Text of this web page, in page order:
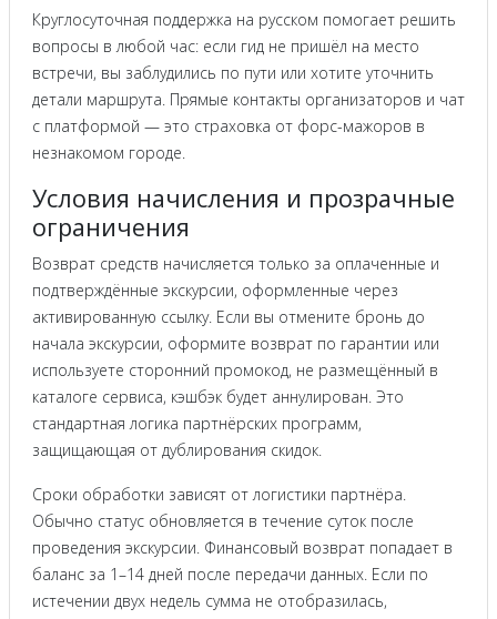
Круглосуточная поддержка на русском помогает решить
вопросы в любой час: если гид не пришёл на место
встречи, вы заблудились по пути или хотите уточнить
детали маршрута. Прямые контакты организаторов и чат
с платформой — это страховка от форс-мажоров в
незнакомом городе.
Условия начисления и прозрачные
ограничения
Возврат средств начисляется только за оплаченные и
подтверждённые экскурсии, оформленные через
активированную ссылку. Если вы отмените бронь до
начала экскурсии, оформите возврат по гарантии или
используете сторонний промокод, не размещённый в
каталоге сервиса, кэшбэк будет аннулирован. Это
стандартная логика партнёрских программ,
защищающая от дублирования скидок.
Сроки обработки зависят от логистики партнёра.
Обычно статус обновляется в течение суток после
проведения экскурсии. Финансовый возврат попадает в
баланс за 1–14 дней после передачи данных. Если по
истечении двух недель сумма не отобразилась,